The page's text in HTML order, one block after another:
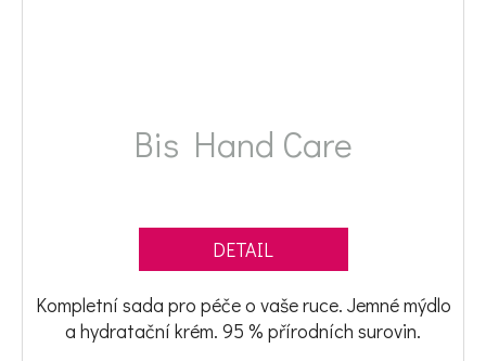
Bis Hand Care
DETAIL
Kompletní sada pro péče o vaše ruce. Jemné mýdlo
a hydratační krém. 95 % přírodních surovin.